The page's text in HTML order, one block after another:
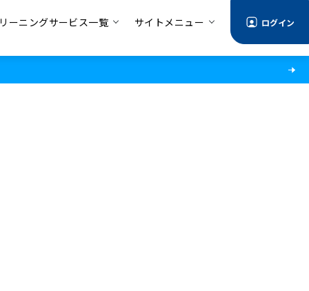
ーニングサービス一覧 サイトメニュー ログイン